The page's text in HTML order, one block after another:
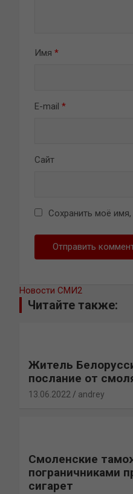
Имя *
E-mail *
Сайт
Сохранить моё
Новости СМИ2
Читайте также:
Житель
послание от
13.06.2022 andrey
Смоленские
пограничниками
сигарет